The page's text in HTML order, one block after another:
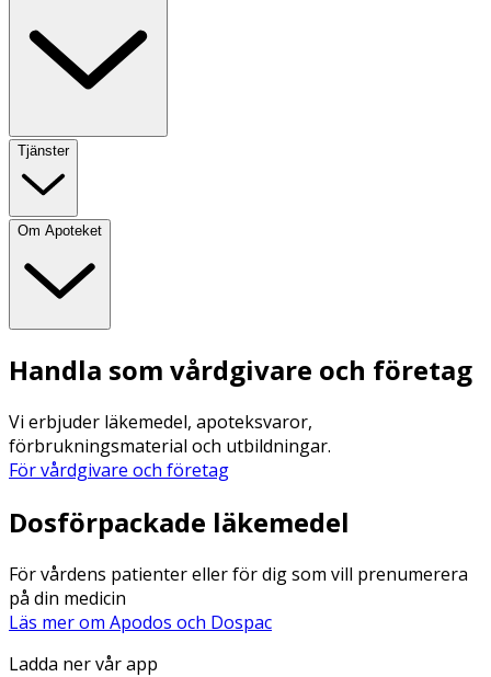
Tjänster
Om Apoteket
Handla som vårdgivare och företag
Vi erbjuder läkemedel, apoteksvaror,
förbrukningsmaterial och utbildningar.
För vårdgivare och företag
Dosförpackade läkemedel
För vårdens patienter eller för dig som vill prenumerera
på din medicin
Läs mer om Apodos och Dospac
Ladda ner vår app